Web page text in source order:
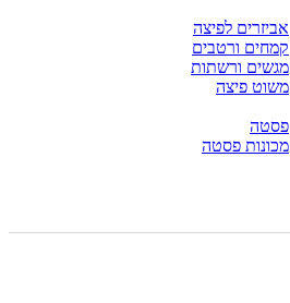
אביזרים לפיצה
קמחים ורטבים
מגשים ורשתות
משוט פיצה
פסטה
מכונות פסטה